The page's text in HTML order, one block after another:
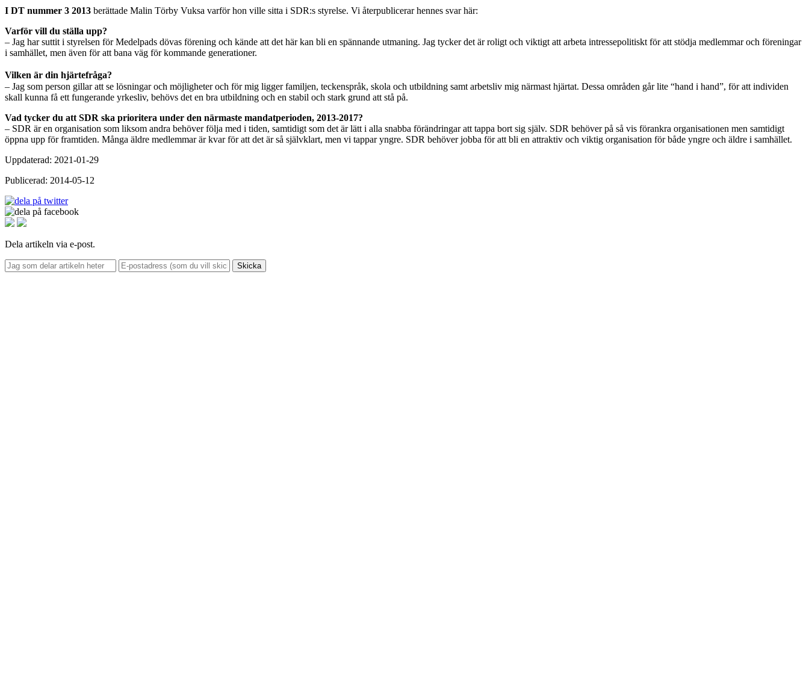
I DT nummer 3 2013 berättade Malin Törby Vuksa varför hon ville sitta i SDR:s styrelse. Vi återpublicerar hennes svar här:
Varför vill du ställa upp?
– Jag har suttit i styrelsen för Medelpads dövas förening och kände att det här kan bli en spännande utmaning. Jag tycker det är roligt och viktigt att arbeta intressepolitiskt för att stödja medlemmar och föreningar
i samhället, men även för att bana väg för kommande generationer.
Vilken är din hjärtefråga?
– Jag som person gillar att se lösningar och möjligheter och för mig ligger familjen, teckenspråk, skola och utbildning samt arbetsliv mig närmast hjärtat. Dessa områden går lite “hand i hand”, för att individen
skall kunna få ett fungerande yrkesliv, behövs det en bra utbildning och en stabil och stark grund att stå på.
Vad tycker du att SDR ska prioritera under den närmaste mandatperioden, 2013-2017?
– SDR är en organisation som liksom andra behöver följa med i tiden, samtidigt som det är lätt i alla snabba förändringar att tappa bort sig själv. SDR behöver på så vis förankra organisationen men samtidigt
öppna upp för framtiden. Många äldre medlemmar är kvar för att det är så självklart, men vi tappar yngre. SDR behöver jobba för att bli en attraktiv och viktig organisation för både yngre och äldre i samhället.
Uppdaterad: 2021-01-29
Publicerad: 2014-05-12
Dela artikeln via e-post.
Skicka